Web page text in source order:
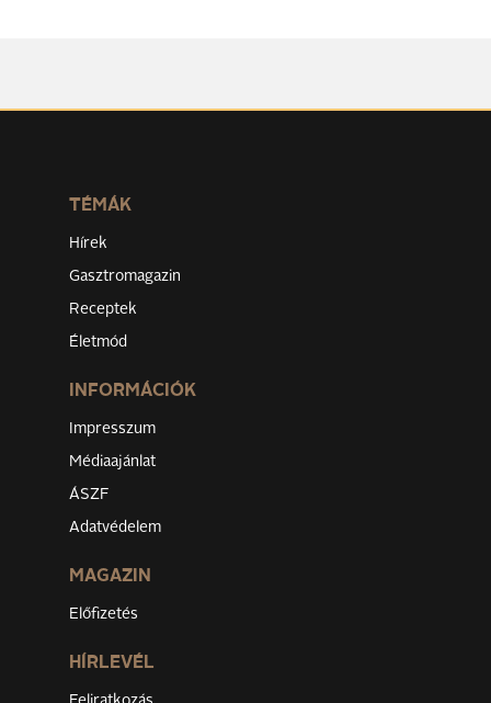
TÉMÁK
Hírek
Gasztromagazin
Receptek
Életmód
INFORMÁCIÓK
Impresszum
Médiaajánlat
ÁSZF
Adatvédelem
MAGAZIN
Előfizetés
HÍRLEVÉL